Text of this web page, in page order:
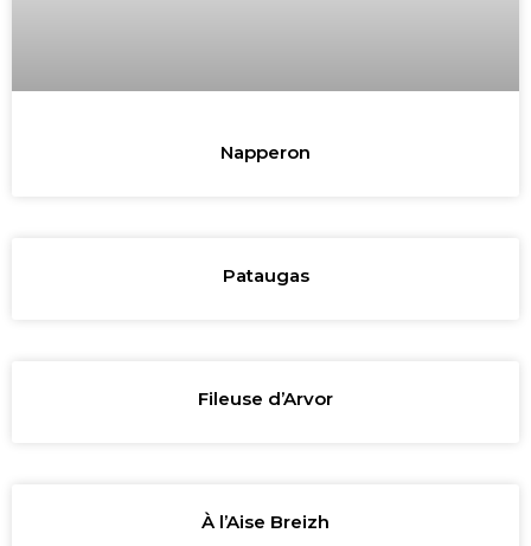
Napperon
Pataugas
Fileuse d’Arvor
À l’Aise Breizh